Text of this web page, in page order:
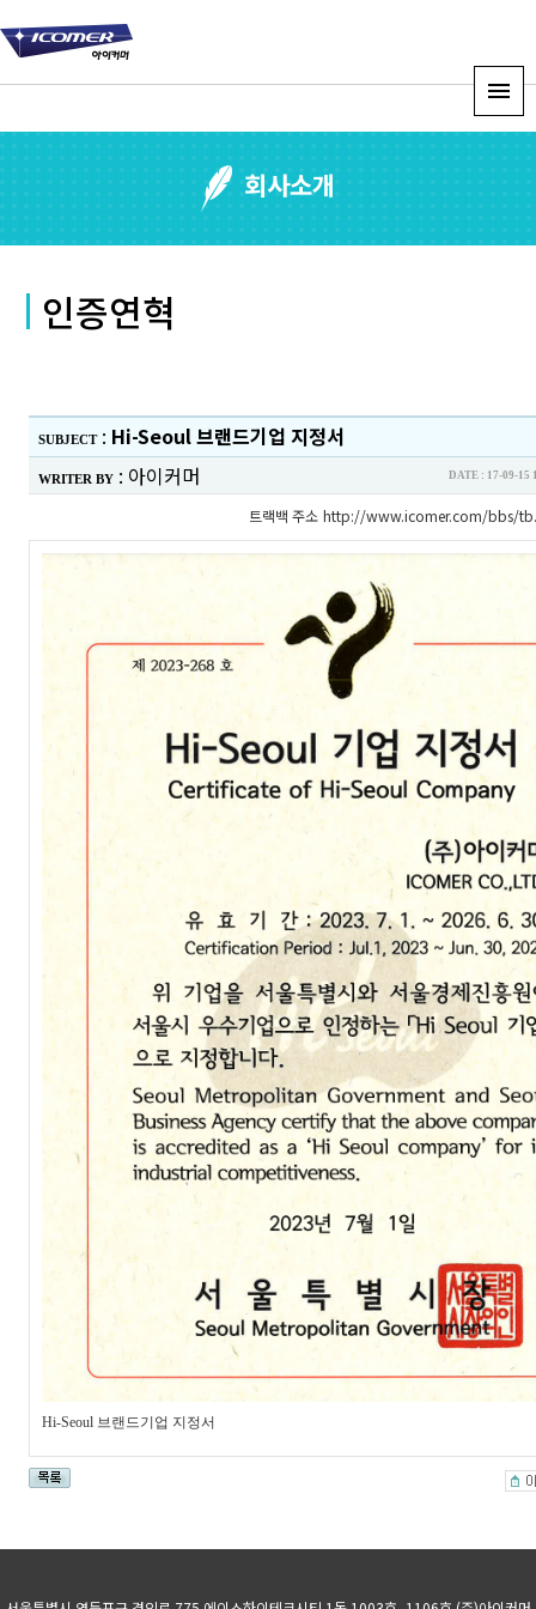
회사소개
인증연혁
SUBJECT: Hi-Seoul 브랜드기업 지정서
WRITER BY : 아이커머 DATE : 17-
트랙백 주소 http://www.icomer.com/bbs/
Hi-Seoul 브랜드기업 지정서